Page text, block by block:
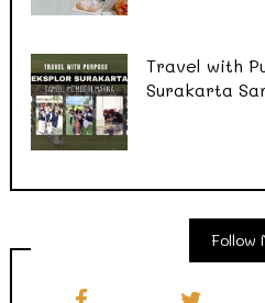
Travel with
Surakarta
Follow